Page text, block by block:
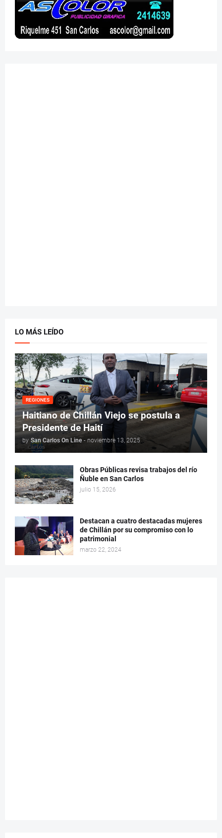
LO MÁS LEÍDO
REGIONES
Haitiano de Chillán Viejo se postula a
Presidente de Haití
by San Carlos On Line - noviembre 13, 2025
Obras Públicas revisa trabajos del río
Ñuble en San Carlos
julio 15, 2026
Destacan a cuatro destacadas mujeres
de Chillán por su compromiso con lo
patrimonial
marzo 22, 2024